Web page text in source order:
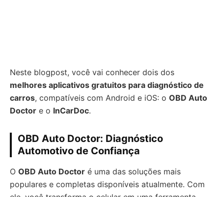
Neste blogpost, você vai conhecer dois dos
melhores aplicativos gratuitos para diagnóstico de
carros, compatíveis com Android e iOS: o OBD Auto
Doctor e o InCarDoc.
OBD Auto Doctor: Diagnóstico
Automotivo de Confiança
O OBD Auto Doctor é uma das soluções mais
populares e completas disponíveis atualmente. Com